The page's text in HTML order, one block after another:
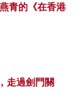
青的《在香港
走過劍門關